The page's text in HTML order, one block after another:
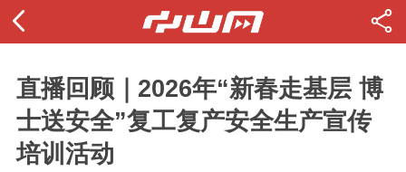
直播回顾｜2026年“新春走基层 博
士送安全”复工复产安全生产宣传
培训活动